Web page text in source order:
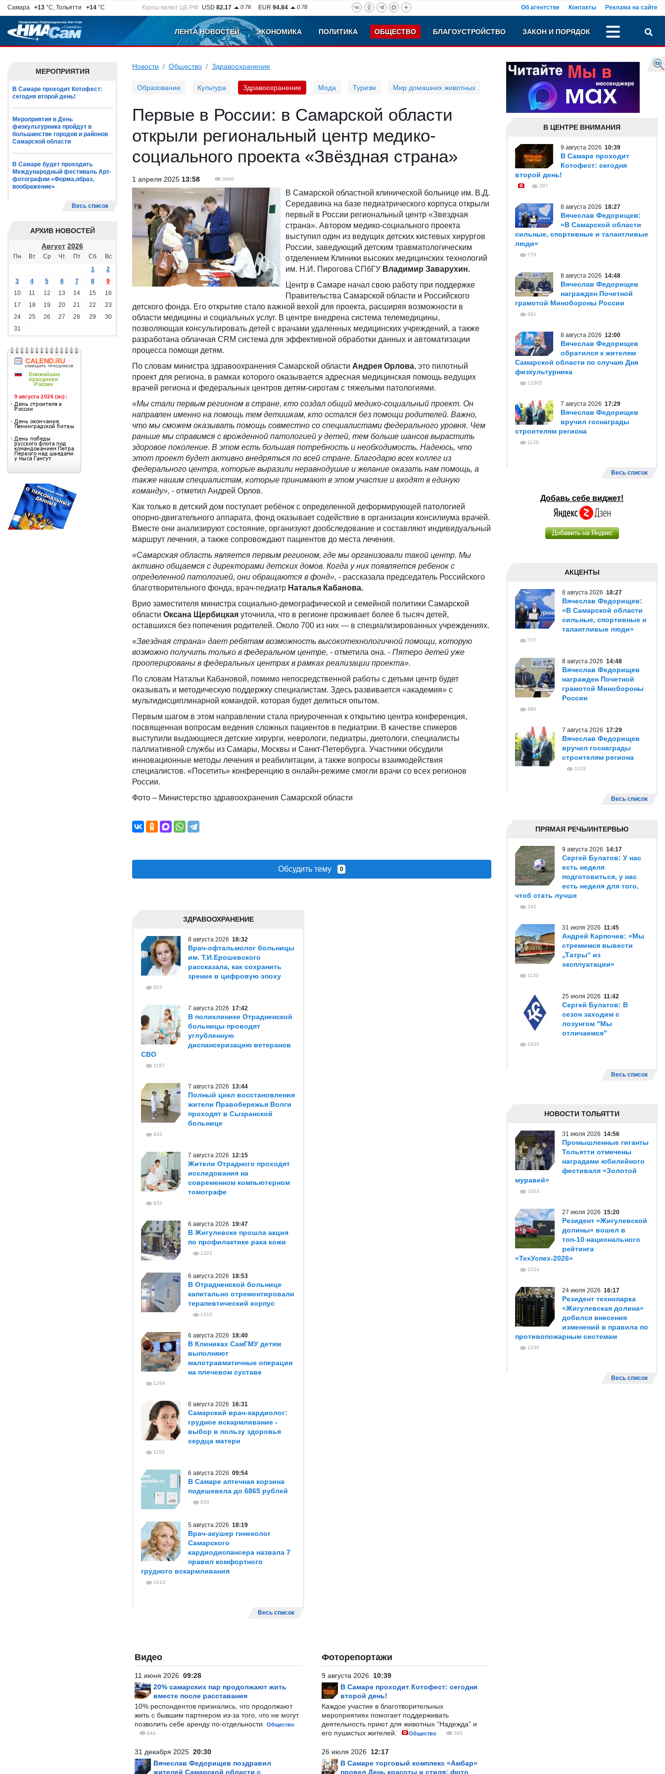
Самара +13 °C, Тольятти +14 °C Курсы валют ЦБ РФ: USD 82.17 0.76 EUR 94.84 0.78 Об агентстве Контакты Реклама на сайте
ЛЕНТА НОВОСТЕЙ ЭКОНОМИКА ПОЛИТИКА ОБЩЕСТВО БЛАГОУСТРОЙСТВО ЗАКОН И ПОРЯДОК
МЕРОПРИЯТИЯ
В Самаре проходит Котофест:
сегодня второй день!
Мероприятия в День
физкультурника пройдут в
большинстве городов и районов
Самарской области
В Самаре будет проходить
Международный фестиваль Арт-
фотографии «Форма,образ,
воображение»
Весь список
АРХИВ НОВОСТЕЙ
Август 2026
Пн Вт Ср Чт Пт Сб
Вс
1
2
3
4 5 6 7 8
9
10
11 12 13 14 15
16
17
18 19 20 21 22
23
24
25 26 27 28 29
30
31
Новости Общество Здравоохранение
Образование Культура Здравоохранение Мода Туризм Мир домашних животных
Первые в России: в Самарской области
открыли региональный центр медико-
социального проекта «Звёздная страна»
1 апреля 2025 13:58 3980
В Самарской областной клинической больнице им. В.Д.
Середавина на базе педиатрического корпуса открыли
первый в России региональный центр «Звездная
страна». Автором медико-социального проекта
выступил один из ведущих детских кистевых хирургов
России, заведующий детским травматологическим
отделением Клиники высоких медицинских технологий
им. Н.И. Пирогова СПбГУ Владимир Заварухин.
Центр в Самаре начал свою работу при поддержке
Правительства Самарской области и Российского
детского фонда. Его открытие стало важной вехой для проекта, расширяя возможности в
области медицины и социальных услуг. В центре внедрена система телемедицины,
позволяющая консультировать детей с врачами удаленных медицинских учреждений, а также
разработана облачная CRM система для эффективной обработки данных и автоматизации
процесса помощи детям.
По словам министра здравоохранения Самарской области Андрея Орлова, это пилотный
проект для региона, в рамках которого оказывается адресная медицинская помощь ведущих
врачей региона и федеральных центров детям-сиротам с тяжелыми патологиями.
«Мы стали первым регионом в стране, кто создал общий медико-социальный проект. Он
направлен именно на помощь тем детишкам, кто остался без помощи родителей. Важно,
что мы сможем оказывать помощь совместно со специалистами федерального уровня. Чем
раньше мы справимся с врожденной патологией у детей, тем больше шансов вырастить
здоровое поколение. В этом есть большая потребность и необходимость. Надеюсь, что
этот проект будет активно внедряться по всей стране. Благодарю всех коллег из
федерального центра, которые выразили неравнодушие и желание оказать нам помощь, а
также нашим специалистам, которые принимают в этом участие и входят в единую
команду», - отметил Андрей Орлов.
Как только в детский дом поступает ребёнок с определенной деформирующей патологией
опорно-двигательного аппарата, фонд оказывает содействие в организации консилиума врачей.
Вместе они анализируют состояние, организуют дообследование и составляют индивидуальный
маршрут лечения, а также сопровождают пациентов до места лечения.
«Самарская область является первым регионом, где мы организовали такой центр. Мы
активно общаемся с директорами детских домов. Когда у них появляется ребенок с
определенной патологией, они обращаются в фонд», - рассказала председатель Российского
благотворительного фонда, врач-педиатр Наталья Кабанова.
Врио заместителя министра социально-демографической и семейной политики Самарской
области Оксана Щербицкая уточнила, что в регионе проживает более 6 тысяч детей,
оставшихся без попечения родителей. Около 700 из них — в специализированных учреждениях.
«Звездная страна» дает ребятам возможность высокотехнологичной помощи, которую
возможно получить только в федеральном центре, - отметила она. - Пятеро детей уже
прооперированы в федеральных центрах в рамках реализации проекта».
По словам Натальи Кабановой, помимо непосредственной работы с детьми центр будет
оказывать и методическую поддержку специалистам. Здесь развивается «академия» с
мультидисциплинарной командой, которая будет делиться опытом.
Первым шагом в этом направлении стала приуроченная к открытию центра конференция,
посвященная вопросам ведения сложных пациентов в педиатрии. В качестве спикеров
выступили выдающиеся детские хирурги, неврологи, педиатры, диетологи, специалисты
паллиативной службы из Самары, Москвы и Санкт-Петербурга. Участники обсудили
инновационные методы лечения и реабилитации, а также вопросы взаимодействия
специалистов. «Посетить» конференцию в онлайн-режиме смогли врачи со всех регионов
России.
Фото – Министерство здравоохранения Самарской области
Обсудить тему 0
ЗДРАВООХРАНЕНИЕ
8 августа 2026 16:32
Врач-офтальмолог больницы
им. Т.И.Ерошевского
рассказала, как сохранить
зрение в цифровую эпоху
923
7 августа 2026 17:42
В поликлинике Отрадненской
больницы проводят
углубленную
диспансеризацию ветеранов
СВО
1197
7 августа 2026 13:44
Полный цикл восстановления
жители Правобережья Волги
проходят в Сызранской
больнице
933
7 августа 2026 12:15
Жители Отрадного проходят
исследования на
современном компьютерном
томографе
833
6 августа 2026 19:47
В Жигулевске прошла акция
по профилактике рака кожи
1323
6 августа 2026 18:53
В Отрадненской больнице
капитально отремонтировали
терапевтический корпус
1315
6 августа 2026 18:40
В Клиниках СамГМУ детям
выполняют
малотравматичные операции
на плечевом суставе
1299
6 августа 2026 16:31
Самарский врач-кардиолог:
грудное вскармливание -
выбор в пользу здоровья
сердца матери
1155
6 августа 2026 09:54
В Самаре аптечная корзина
подешевела до 6865 рублей
833
5 августа 2026 18:19
Врач-акушер гинеколог
Самарского
кардиодиспансера назвала 7
правил комфортного
грудного вскармливания
1613
Весь список
Видео
11 июня 2026 09:28
20% самарских пар продолжают жить
вместе после расставания
10% респондентов признались, что продолжают
жить с бывшим партнером из-за того, что не могут
позволить себе аренду по-отдельности.
Общество
844
31 декабря 2025 20:30
Вячеслав Федорищев поздравил
жителей Самарской области с
Фоторепортажи
9 августа 2026 10:39
В Самаре проходит Котофест: сегодня
второй день!
Каждое участие в благотворительных
мероприятиях помогает поддерживать
деятельность приют для животных “Надежда” и
его пушистых жителей.
Общество 393
26 июля 2026 12:17
В Самаре торговый комплекс «Амбар»
провел День красоты и стиля: фото
В ЦЕНТРЕ ВНИМАНИЯ
9 августа 2026 10:39
В Самаре проходит
Котофест: сегодня
второй день!
397
8 августа 2026 18:27
Вячеслав Федорищев:
«В Самарской области
сильные, спортивные и талантливые
люди»
778
8 августа 2026 14:48
Вячеслав Федорищев
награжден Почетной
грамотой Минобороны России
881
8 августа 2026 12:00
Вячеслав Федорищев
обратился к жителям
Самарской области по случаю Дня
физкультурника
12305
7 августа 2026 17:29
Вячеслав Федорищев
вручил госнаграды
строителям региона
1129
Весь список
Добавь себе виджет!
АКЦЕНТЫ
8 августа 2026 18:27
Вячеслав Федорищев:
«В Самарской области
сильные, спортивные и
талантливые люди»
777
8 августа 2026 14:48
Вячеслав Федорищев
награжден Почетной
грамотой Минобороны
России
880
7 августа 2026 17:29
Вячеслав Федорищев
вручил госнаграды
строителям региона
1129
Весь список
ПРЯМАЯ РЕЧЬ/ИНТЕРВЬЮ
9 августа 2026 14:17
Сергей Булатов: У нас
есть неделя
подготовиться, у нас
есть неделя для того,
чтоб стать лучше
241
31 июля 2026 11:45
Андрей Карпочев: «Мы
стремимся вывести
„Татры“ из
эксплуатации»
1130
25 июля 2026 11:42
Сергей Булатов: В
сезон заходим с
лозунгом "Мы
отличаемся"
1846
Весь список
НОВОСТИ ТОЛЬЯТТИ
31 июля 2026 14:56
Промышленные гиганты
Тольятти отмечены
наградами юбилейного
фестиваля «Золотой
муравей»
1003
27 июля 2026 15:20
Резидент «Жигулевской
долины» вошел в
топ-10 национального
рейтинга
«ТехУспех-2026»
1014
24 июля 2026 16:17
Резидент технопарка
«Жигулевская долина»
добился внесения
изменений в правила по
противопожарным системам
1230
Весь список